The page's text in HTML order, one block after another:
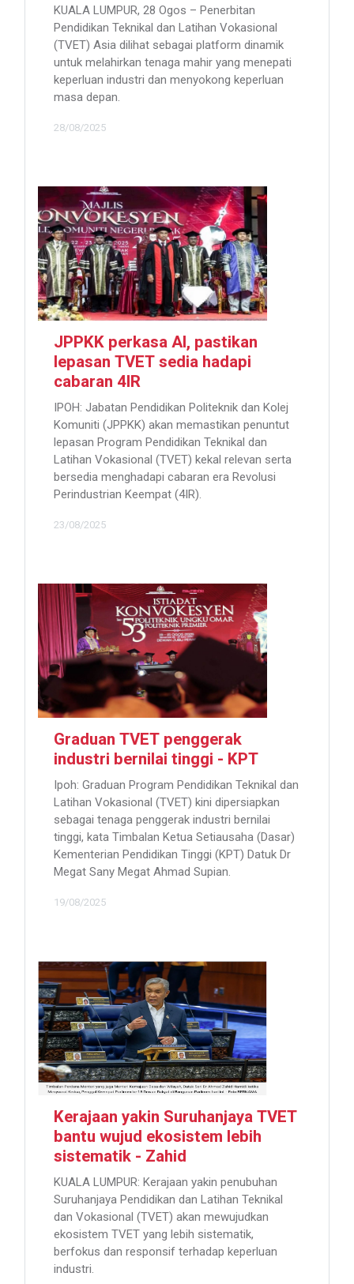
KUALA LUMPUR, 28 Ogos – Penerbitan
Pendidikan Teknikal dan Latihan Vokasional
(TVET) Asia dilihat sebagai platform dinamik
untuk melahirkan tenaga mahir yang menepati
keperluan industri dan menyokong keperluan
masa depan.
28/08/2025
JPPKK perkasa AI, pastikan
lepasan TVET sedia hadapi
cabaran 4IR
IPOH: Jabatan Pendidikan Politeknik dan Kolej
Komuniti (JPPKK) akan memastikan penuntut
lepasan Program Pendidikan Teknikal dan
Latihan Vokasional (TVET) kekal relevan serta
bersedia menghadapi cabaran era Revolusi
Perindustrian Keempat (4IR).
23/08/2025
Graduan TVET penggerak
industri bernilai tinggi - KPT
Ipoh: Graduan Program Pendidikan Teknikal dan
Latihan Vokasional (TVET) kini dipersiapkan
sebagai tenaga penggerak industri bernilai
tinggi, kata Timbalan Ketua Setiausaha (Dasar)
Kementerian Pendidikan Tinggi (KPT) Datuk Dr
Megat Sany Megat Ahmad Supian.
19/08/2025
Kerajaan yakin Suruhanjaya TVET
bantu wujud ekosistem lebih
sistematik - Zahid
KUALA LUMPUR: Kerajaan yakin penubuhan
Suruhanjaya Pendidikan dan Latihan Teknikal
dan Vokasional (TVET) akan mewujudkan
ekosistem TVET yang lebih sistematik,
berfokus dan responsif terhadap keperluan
industri.